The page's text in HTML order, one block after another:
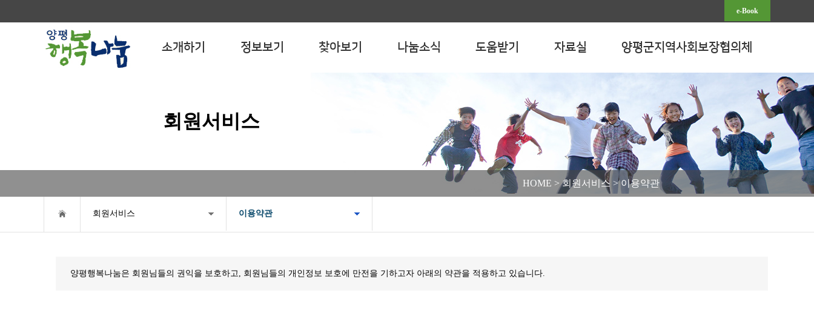
e-Book
소개하기 정보보기 찾아보기 나눔소식 도움받기 자료실 양평군지역사회보장협의체
전체메뉴보기열기
회원서비스
HOME > 회원서비스 > 이용약관
회원서비스 이용약관
양평행복나눔은 회원님들의 권익을 보호하고, 회원님들의 개인정보 보호에 만전을 기하고자 아래의 약관을 적용하고 있습니다.